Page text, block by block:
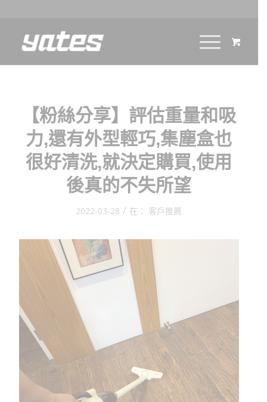
【粉絲分享】評估重量和吸
力,還有外型輕巧,集塵盒也
很好清洗,就決定購買,使用
後真的不失所望
2022-03-28 / 在： 客戶推薦